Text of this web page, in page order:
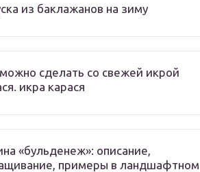
из баклажанов на зиму
сделать со свежей икрой
икра карася
«бульденеж»: описание,
примеры в ландшафтном